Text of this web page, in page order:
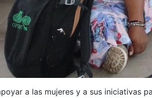
a las mujeres y a sus iniciativas